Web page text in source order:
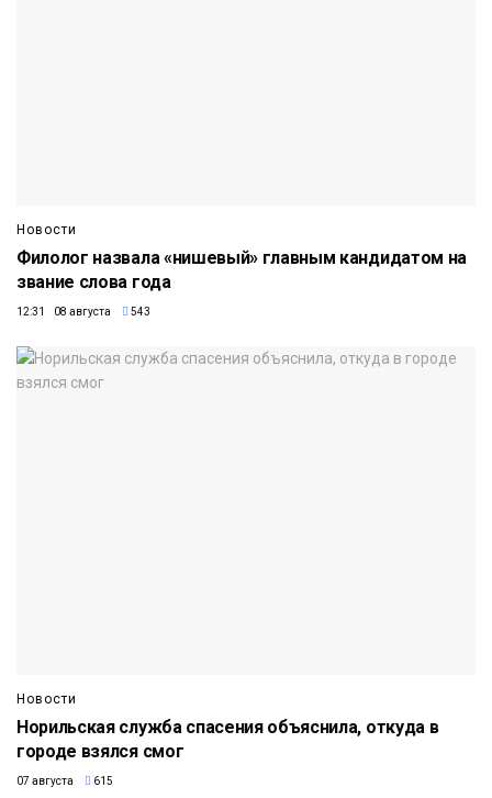
Новости
Филолог назвала «нишевый» главным кандидатом на
звание слова года
12:31 08 августа 543
Новости
Норильская служба спасения объяснила, откуда в
городе взялся смог
07 августа 615